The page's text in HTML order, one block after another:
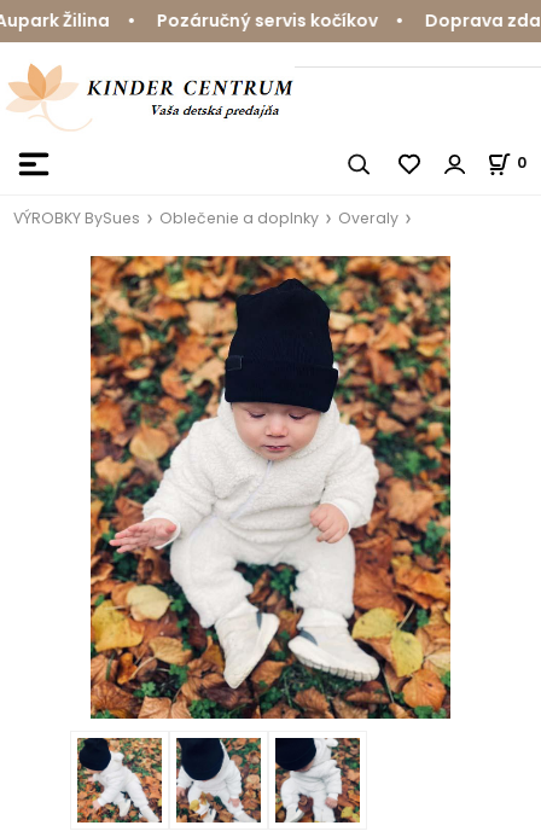
Žilina • Pozáručný servis kočíkov • Doprava
0
VÝROBKY BySues Oblečenie a doplnky Overaly